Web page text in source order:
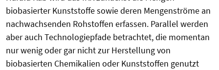
biobasierter Kunststoffe sowie deren Mengenströme an
nachwachsenden Rohstoffen erfassen. Parallel werden
aber auch Technologiepfade betrachtet, die momentan
nur wenig oder gar nicht zur Herstellung von
biobasierten Chemikalien oder Kunststoffen genutzt